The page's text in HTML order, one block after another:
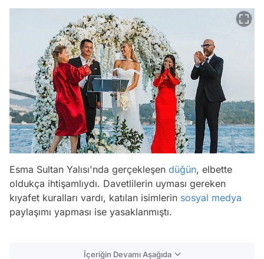
Esma Sultan Yalısı'nda gerçekleşen düğün, elbette
oldukça ihtişamlıydı. Davetlilerin uyması gereken
kıyafet kuralları vardı, katılan isimlerin sosyal medya
paylaşımı yapması ise yasaklanmıştı.
İçeriğin Devamı Aşağıda